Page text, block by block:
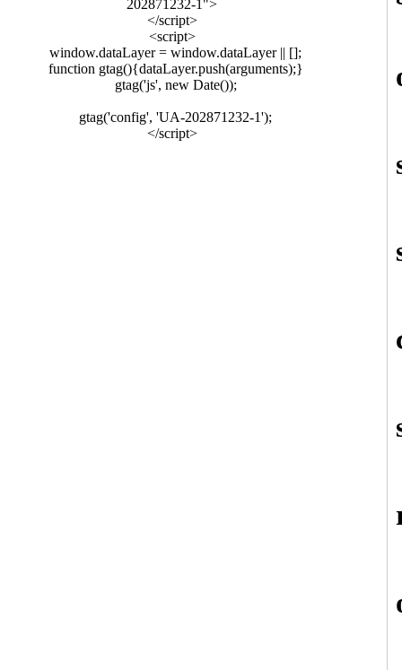
202871232-1">
</script>
<script>
window.dataLayer = window.dataLayer || [];
function gtag(){dataLayer.push(arguments);}
gtag('js', new Date());
gtag('config', 'UA-202871232-1');
</script>